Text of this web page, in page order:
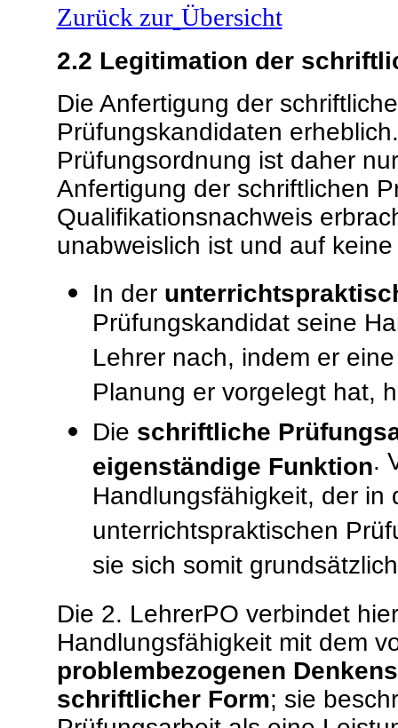
Zurück zur Übersicht
2.2 Legitimation der
Die Anfertigung der
Prüfungskandidaten
Prüfungsordnung ist daher
Anfertigung der schriftlichen
Qualifikationsnachweis
unabweislich ist und auf
In der
Prüfungskandidat seine
Lehrer nach, indem er
Planung er vorgelegt hat,
Die schriftliche
eigenständige Funktion.
Handlungsfähigkeit, der
unterrichtspraktischen
sie sich somit
Die 2. LehrerPO verbindet
Handlungsfähigkeit mit dem
problembezogenen
schriftlicher Form; sie